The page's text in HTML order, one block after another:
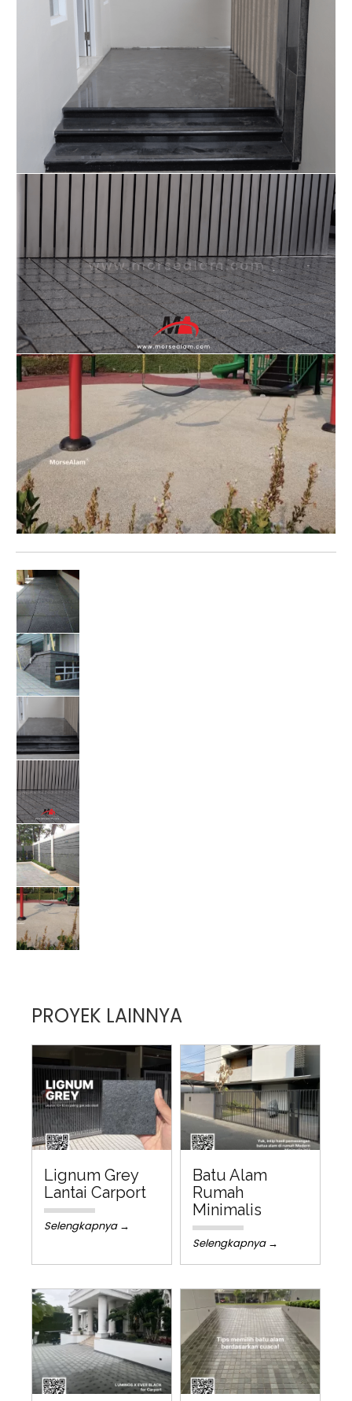
PROYEK LAINNYA
Lignum Grey
Lantai Carport
Selengkapnya →
Batu Alam
Rumah
Minimalis
Selengkapnya →